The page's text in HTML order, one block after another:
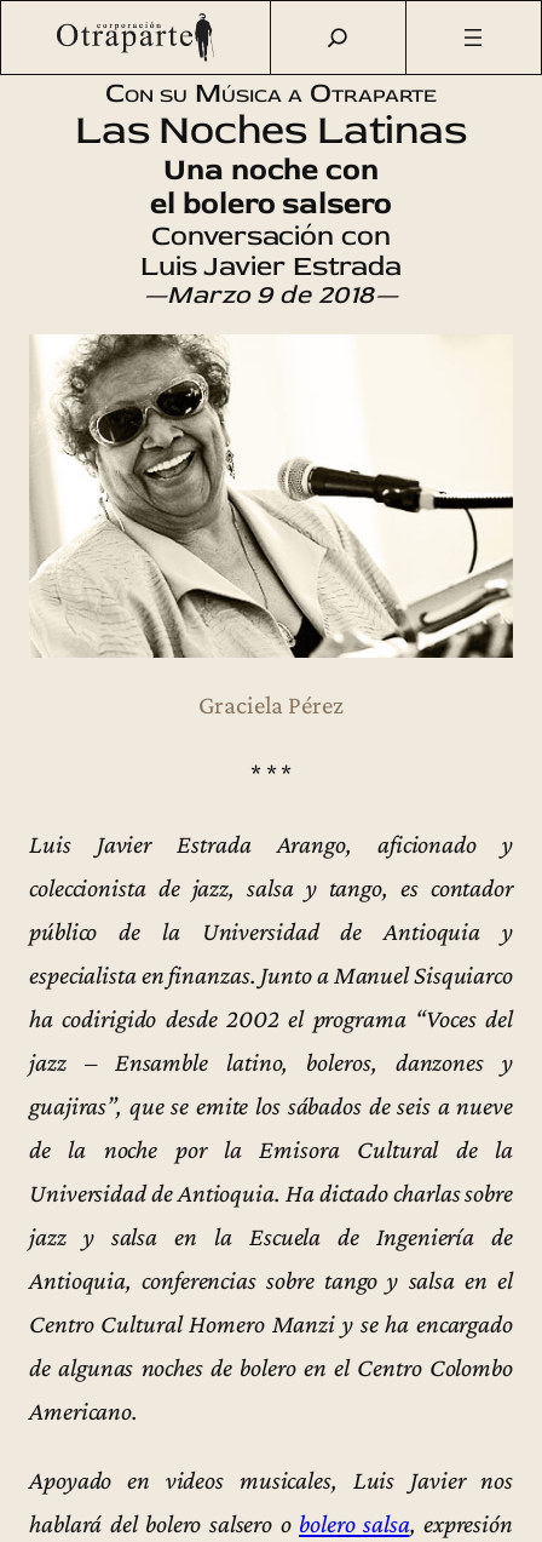
Saltar
Otraparte.org/ Agenda Cultural Música
Una noche con el
Con su Música a Otraparte
Las Noches Latinas
Una noche con
el bolero salsero
Conversación con
Luis Javier Estrada
—Marzo 9 de 2018—
Graciela Pérez
* * *
Luis Javier Estrada Arango, aficionado y
coleccionista de jazz, salsa y tango, es contador
público de la Universidad de Antioquia y
especialista en finanzas. Junto a Manuel Sisquiarco
ha codirigido desde 2002 el programa “Voces del
jazz – Ensamble latino, boleros, danzones y
guajiras”, que se emite los sábados de seis a nueve
de la noche por la Emisora Cultural de la
Universidad de Antioquia. Ha dictado charlas sobre
jazz y salsa en la Escuela de Ingeniería de
Antioquia, conferencias sobre tango y salsa en el
Centro Cultural Homero Manzi y se ha encargado
de algunas noches de bolero en el Centro Colombo
Americano.
Apoyado en videos musicales, Luis Javier nos
hablará del bolero salsero o bolero salsa, expresión